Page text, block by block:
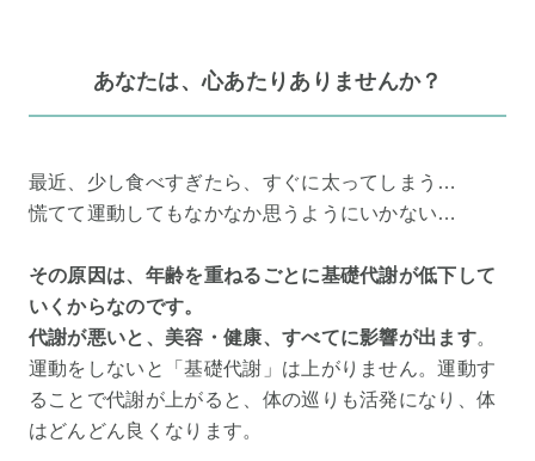
あなたは、心あたりありませんか？
最近、少し食べすぎたら、すぐに太ってしまう…
慌てて運動してもなかなか思うようにいかない…
その原因は、年齢を重ねるごとに基礎代謝が低下して
いくからなのです。
代謝が悪いと、美容・健康、すべてに影響が出ます。
運動をしないと「基礎代謝」は上がりません。運動す
ることで代謝が上がると、体の巡りも活発になり、体
はどんどん良くなります。